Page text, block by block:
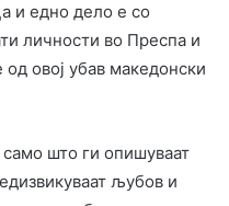
и едно дело е со
личности во Преспа и
овој убав македонски
што ги опишуваат
љубов и